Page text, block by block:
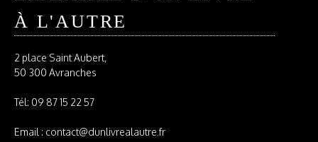
À L'AUTRE
2 place Saint Aubert,
50 300 Avranches
Tél: 09 87 15 22 57
Email : contact@dunlivrealautre.fr